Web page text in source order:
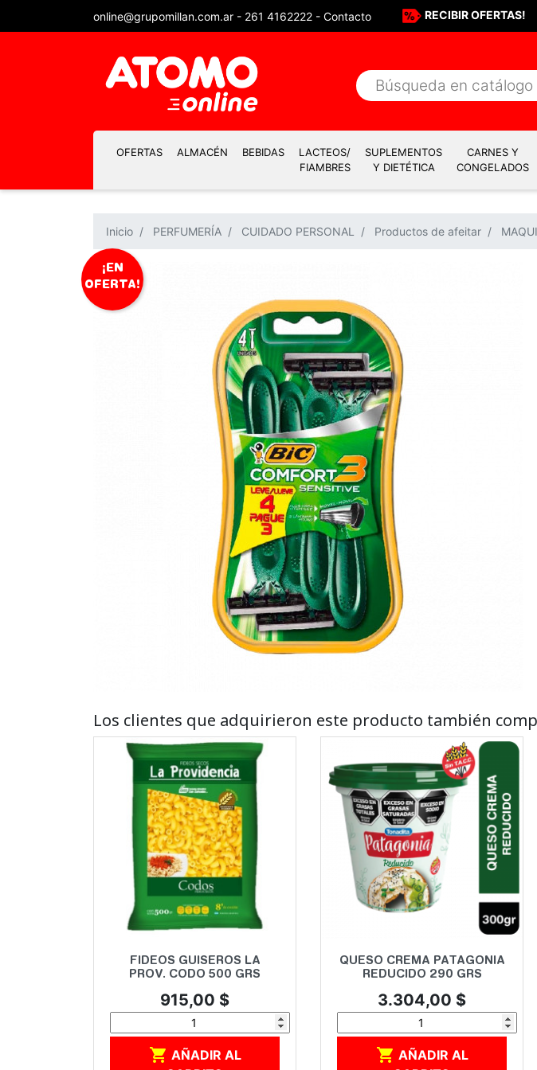
online@grupomillan.com.ar - 261 4162222 - Contacto RECIBIR OFERTAS!
OFERTAS ALMACÉN BEBIDAS
LACTEOS/
FIAMBRES
SUPLEMENTOS
Y DIETÉTICA
CARNES Y
CONGELADOS
Inicio PERFUMERÍA CUIDADO PERSONAL Productos de afeitar
¡EN
OFERTA!
Los clientes que adquirieron este producto también
Vista rápida
FIDEOS GUISEROS LA
PROV. CODO 500 GRS
Precio
915,00 $

Vista rápida
QUESO CREMA PATAGONIA
REDUCIDO 290 GRS
Precio
3.304,00 $
